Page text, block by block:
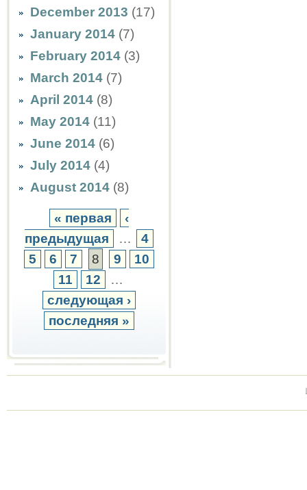
December 2013 (17)
January 2014 (7)
February 2014 (3)
March 2014 (7)
April 2014 (8)
May 2014 (11)
June 2014 (6)
July 2014 (4)
August 2014 (8)
« первая
‹
предыдущая
…
4
5
6 7 8 9
10
11
12
…
следующая ›
последняя »